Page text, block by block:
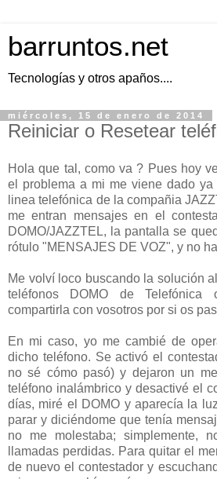
barruntos.net
Tecnologías y otros apaños....
miércoles, 15 de enero de 2014
Reiniciar o Resetear
Hola que tal, como va ? Pues hoy
el problema a mi me viene dado
linea telefónica de la compañia
me entran mensajes en el
DOMO/JAZZTEL, la pantalla se
rótulo "MENSAJES DE VOZ", y no
Me volví loco buscando la solución
teléfonos DOMO de
compartirla con vosotros por si os
En mi caso, yo me cambié de
dicho teléfono. Se activó el
no sé cómo pasó) y dejaron un
teléfono inalámbrico y desactivé el
días, miré el DOMO y aparecía la
parar y diciéndome que tenía
no me molestaba; simplemente,
llamadas perdidas. Para quitar el
de nuevo el contestador y